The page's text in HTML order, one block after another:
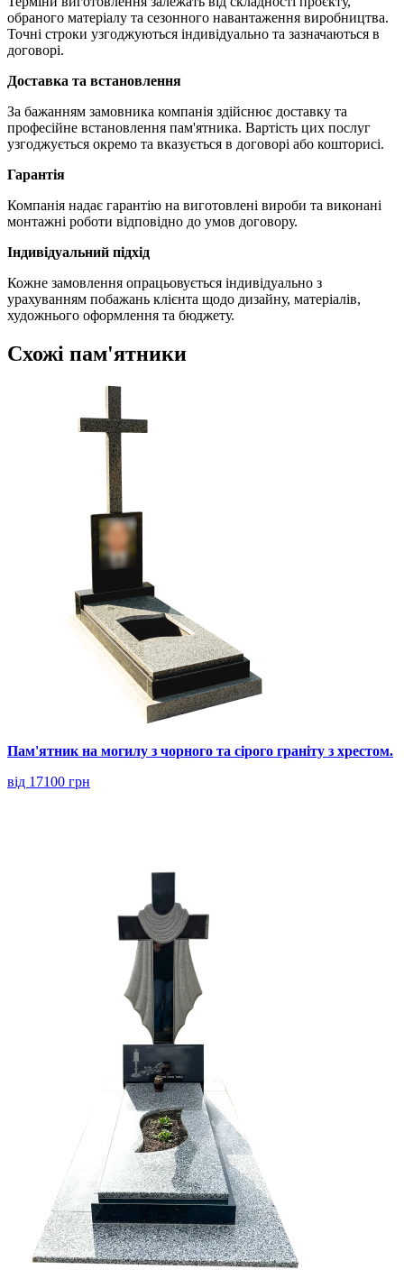
обраного матеріалу та сезонного навантаження виробництва.
Точні строки узгоджуються індивідуально та зазначаються в
договорі.
Доставка та встановлення
За бажанням замовника компанія здійснює доставку та
професійне встановлення пам'ятника. Вартість цих послуг
узгоджується окремо та вказується в договорі або кошторисі.
Гарантія
Компанія надає гарантію на виготовлені вироби та виконані
монтажні роботи відповідно до умов договору.
Індивідуальний підхід
Кожне замовлення опрацьовується індивідуально з
урахуванням побажань клієнта щодо дизайну, матеріалів,
художнього оформлення та бюджету.
Схожі пам'ятники
Пам'ятник на могилу з чорного та сірого граніту з хрестом.
від 17100 грн